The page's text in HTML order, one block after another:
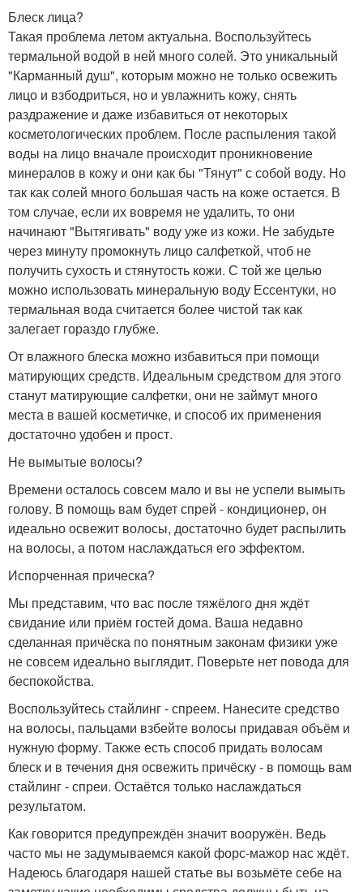
Блеск лица?
Такая проблема летом актуальна. Воспользуйтесь
термальной водой в ней много солей. Это уникальный
"Карманный душ", которым можно не только освежить
лицо и взбодриться, но и увлажнить кожу, снять
раздражение и даже избавиться от некоторых
косметологических проблем. После распыления такой
воды на лицо вначале происходит проникновение
минералов в кожу и они как бы "Тянут" с собой воду. Но
так как солей много большая часть на коже остается. В
том случае, если их вовремя не удалить, то они
начинают "Вытягивать" воду уже из кожи. Не забудьте
через минуту промокнуть лицо салфеткой, чтоб не
получить сухость и стянутость кожи. С той же целью
можно использовать минеральную воду Ессентуки, но
термальная вода считается более чистой так как
залегает гораздо глубже.
От влажного блеска можно избавиться при помощи
матирующих средств. Идеальным средством для этого
станут матирующие салфетки, они не займут много
места в вашей косметичке, и способ их применения
достаточно удобен и прост.
Не вымытые волосы?
Времени осталось совсем мало и вы не успели вымыть
голову. В помощь вам будет спрей - кондиционер, он
идеально освежит волосы, достаточно будет распылить
на волосы, а потом наслаждаться его эффектом.
Испорченная прическа?
Мы представим, что вас после тяжёлого дня ждёт
свидание или приём гостей дома. Ваша недавно
сделанная причёска по понятным законам физики уже
не совсем идеально выглядит. Поверьте нет повода для
беспокойства.
Воспользуйтесь стайлинг - спреем. Нанесите средство
на волосы, пальцами взбейте волосы придавая объём и
нужную форму. Также есть способ придать волосам
блеск и в течения дня освежить причёску - в помощь вам
стайлинг - спреи. Остаётся только наслаждаться
результатом.
Как говорится предупреждён значит вооружён. Ведь
часто мы не задумываемся какой форс-мажор нас ждёт.
Надеюсь благодаря нашей статье вы возьмёте себе на